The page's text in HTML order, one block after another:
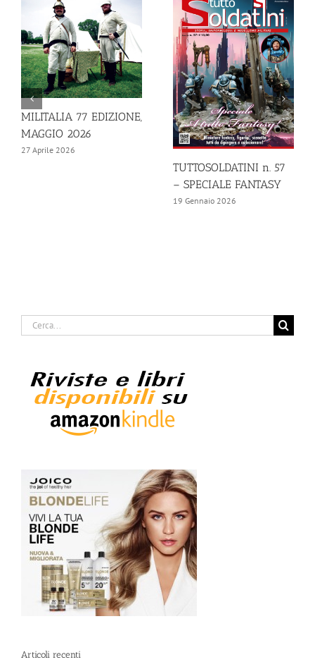
MILITALIA 77 EDIZIONE,
MAGGIO 2026
27 Aprile 2026
TUTTOSOLDATINI n. 57
– SPECIALE FANTASY
19 Gennaio 2026
Cerca
per:
Articoli recenti